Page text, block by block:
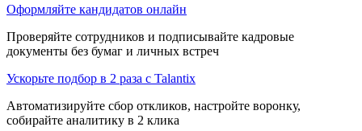
Оформляйте кандидатов онлайн
Проверяйте сотрудников и подписывайте кадровые
документы без бумаг и личных встреч
Ускорьте подбор в 2 раза с Talantix
Автоматизируйте сбор откликов, настройте воронку,
собирайте аналитику в 2 клика